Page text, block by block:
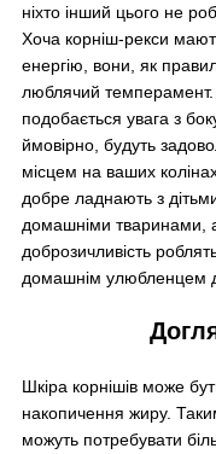
ніхто інший цього не
Хоча корніш-рекси
енергію, вони, як
люблячий
подобається увага з
ймовірно, будуть
місцем на ваших
добре ладнають з
домашніми тваринами, а
доброзичливість
домашнім улюбленцем
Шкіра корнішів може
накопичення жиру.
можуть потребувати